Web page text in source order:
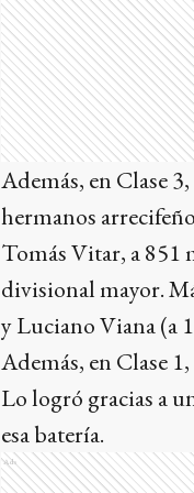
Además, en Clase
hermanos
Tomás Vitar, a 851
divisional mayor.
y Luciano Viana (a
Además, en Clase
Lo logró gracias a
esa batería.
Ads